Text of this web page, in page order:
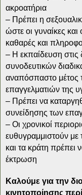
ακροατήρια
– Πρέπει η
ώστε οι γυναίκες
καθαρές και
– Η εκπαίδευση στις
συνοδευτικών
αναπόσπαστο μέτος
επαγγελματιών της
– Πρέπει να
συνείδησης των
– Οι χρονικοί
ευθυγραμμιστούν
και τα κράτη πρέπει
έκτρωση
Καλούμε για την
κινητοποίησης